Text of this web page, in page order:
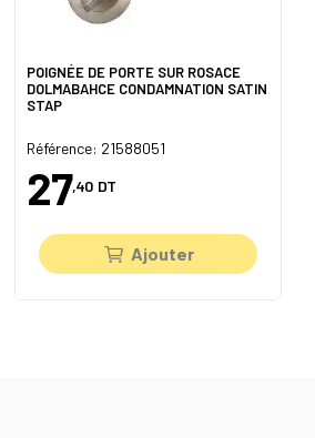
POIGNÉE DE PORTE SUR ROSACE
DOLMABAHCE CONDAMNATION SATIN
STAP
Référence: 21588051
27,40 DT
Ajouter